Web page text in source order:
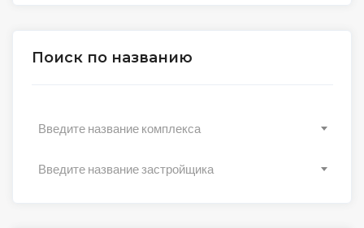
Поиск по названию
Введите название комплекса
Введите название застройщика